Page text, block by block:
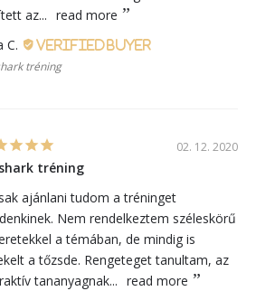
az... read more
C.
tréning
02. 12. 2020
tréning
ajánlani tudom a tréninget
Nem rendelkeztem széleskörű
a témában, de mindig is
a tőzsde. Rengeteget tanultam, az
tananyagnak... read more